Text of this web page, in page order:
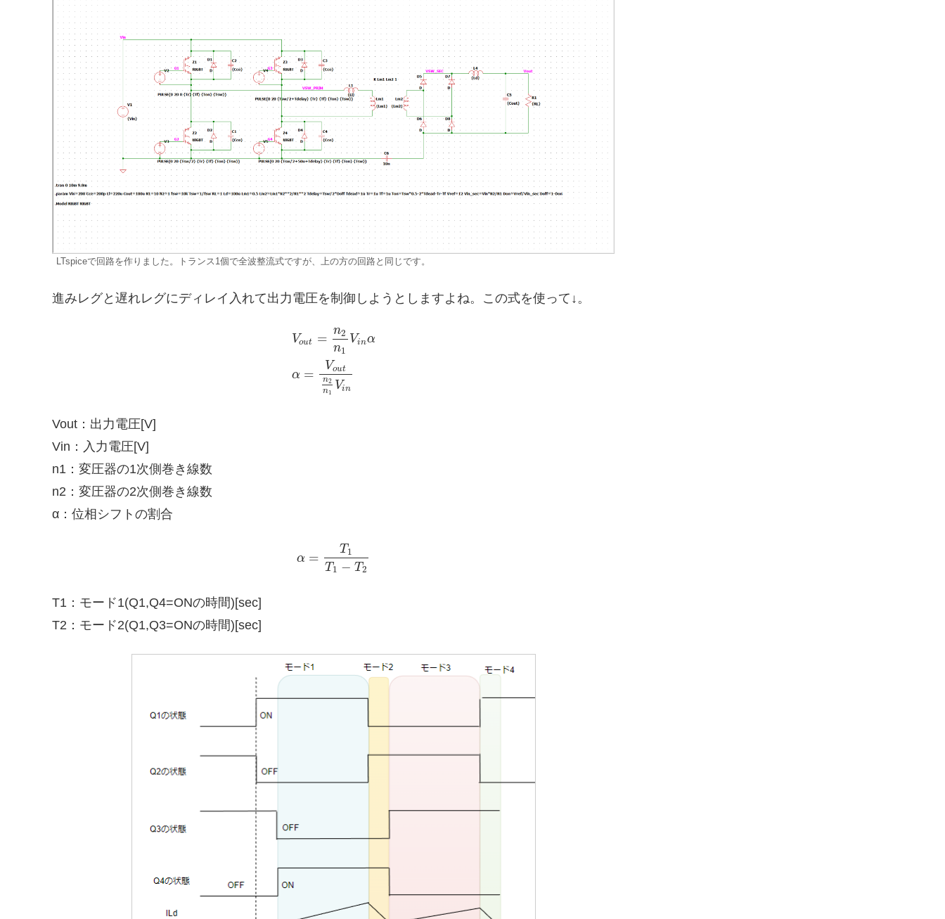
LTspiceで回路を作りました。トランス1個で全波整流式ですが、上の方の回路と同じです。
進みレグと遅れレグにディレイ入れて出力電圧を制御しようとしますよね。この式を使って↓。
Vout =
n2
n1
Vinα
α =
Vout
n2
n1
Vin
Vout：出力電圧[V]
Vin：入力電圧[V]
n1：変圧器の1次側巻き線数
n2：変圧器の2次側巻き線数
α：位相シフトの割合
α =
T1
T1 − T2
T1：モード1(Q1,Q4=ONの時間)[sec]
T2：モード2(Q1,Q3=ONの時間)[sec]